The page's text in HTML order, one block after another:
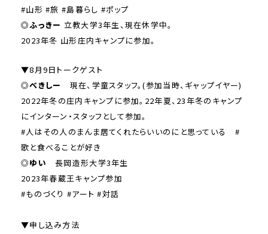
#山形 #旅 #島暮らし #ポップ
◎ふっきー 立教大学3年生、現在休学中。
2023年冬 山形庄内キャンプに参加。
▼8月9日トークゲスト
◎べきしー 現在、学童スタッフ。(参加当時、ギャップイヤー)
2022年冬の庄内キャンプに参加。22年夏、23年冬のキャンプ
にインターン・スタッフとして参加。
#人はその人のまんま居てくれたらいいのにと思っている #
歌と食べることが好き
◎ゆい長岡造形大学3年生
2023年春蔵王キャンプ参加
#ものづくり #アート #対話
▼申し込み方法